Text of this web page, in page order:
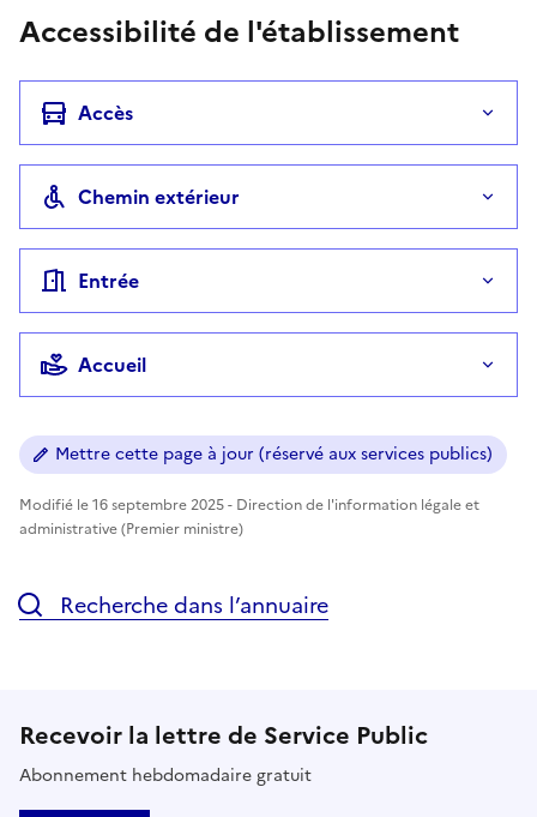
Accessibilité de l'établissement
Accès
Chemin extérieur
Entrée
Accueil
Mettre cette page à jour (réservé aux services publics)
Modifié le 16 septembre 2025 - Direction de l'information légale et
administrative (Premier ministre)
Recherche dans l’annuaire
Recevoir la lettre de Service Public
Abonnement hebdomadaire gratuit